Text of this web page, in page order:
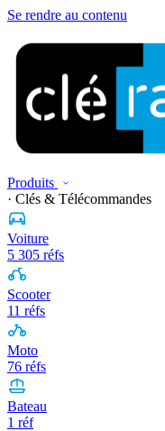
Se rendre au contenu
Produits
· Clés & Télécommandes
Voiture
5 305 réfs
Scooter
11 réfs
Moto
76 réfs
Bateau
1 réf